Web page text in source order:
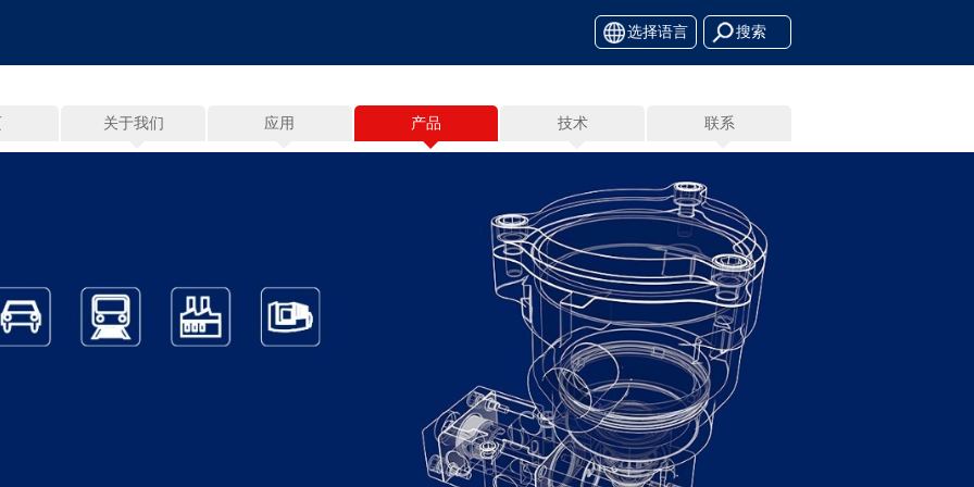
选择语言
关于我们 应用 产品 技术 联系